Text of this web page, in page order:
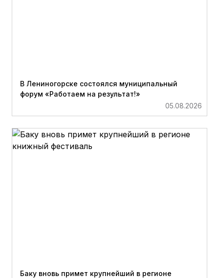
В Лениногорске состоялся муниципальный
форум «Работаем на результат!»
05.08.2026
Баку вновь примет крупнейший в регионе